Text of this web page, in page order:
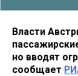
Власти
но вводят
сообщает